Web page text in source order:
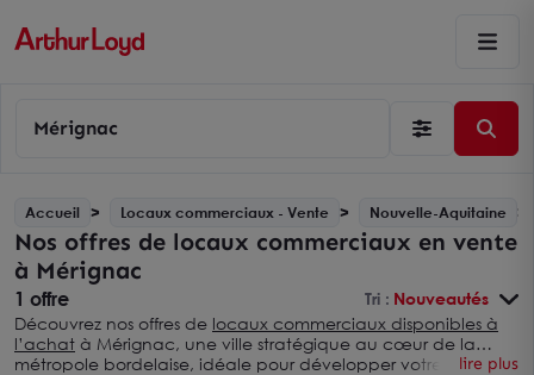
Mérignac
Accueil Locaux commerciaux - Vente Nouvelle-Aquitaine
Nos offres de locaux commerciaux en vente
à Mérignac
1 offre Tri : Nouveautés
Découvrez nos offres de locaux commerciaux disponibles à
l’achat à Mérignac, une ville stratégique au cœur de la
métropole bordelaise, idéale pour développer votre activité.
lire plus